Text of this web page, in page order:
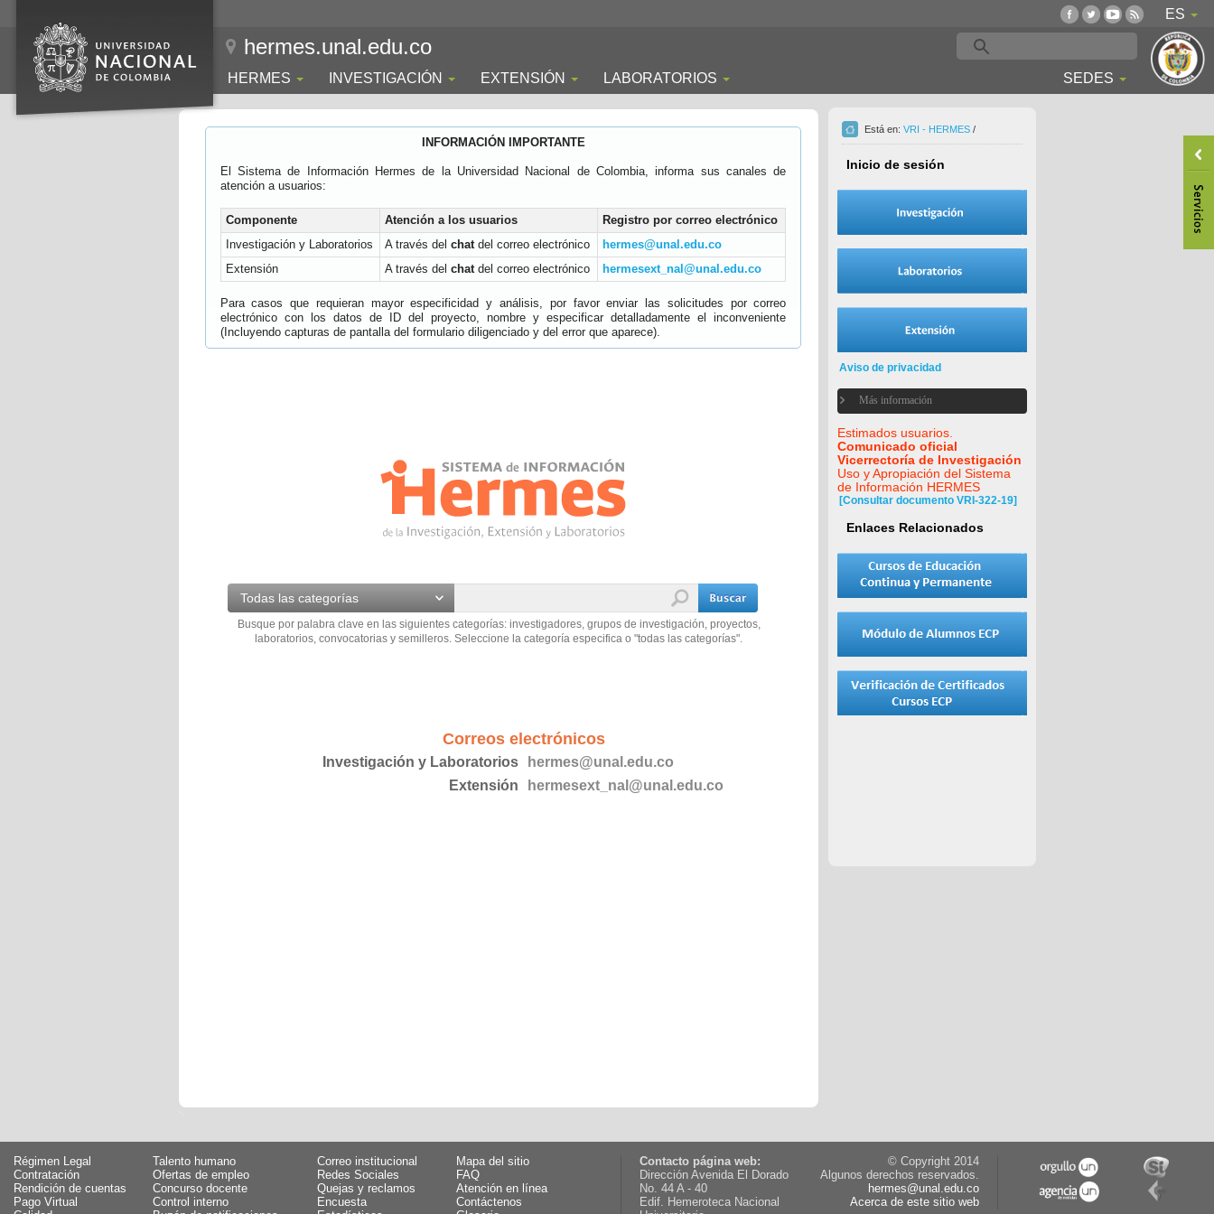
ES
hermes.unal.edu.co
HERMES INVESTIGACIÓN EXTENSIÓN LABORATORIOS SEDES
INFORMACIÓN IMPORTANTE
El Sistema de Información Hermes de la Universidad Nacional de Colombia, informa sus canales de
atención a usuarios:
Componente Atención a los usuarios
Registro por correo electrónico
Investigación y Laboratorios
A través del chatdel correo electrónico
hermes@unal.edu.co
Extensión
A través del chatdel correo electrónico hermesext_nal@unal.edu.co
Para casos que requieran mayor especificidad y análisis, por favor enviar las solicitudes por correo
electrónico con los datos de ID del proyecto, nombre y especificar detalladamente el inconveniente
(Incluyendo capturas de pantalla del formulario diligenciado y del error que aparece).
Todas las categorías
Busque por palabra clave en las siguientes categorías: investigadores, grupos de investigación, proyectos,
laboratorios, convocatorias y semilleros. Seleccione la categoría especifica o "todas las categorías".
Correos electrónicos
Investigación y Laboratorios
hermes@unal.edu.co
Extensión
hermesext_nal@unal.edu.co
Está en: VRI - HERMES /
Inicio de sesión
Aviso de privacidad
Más información
Estimados usuarios.
Comunicado oficial
Vicerrectoría de Investigación
Uso y Apropiación del Sistema
de Información HERMES
[Consultar documento VRI-322-19]
Enlaces Relacionados
Régimen Legal
Talento humano
Contratación
Ofertas de empleo
Rendición de cuentas
Concurso docente
Pago Virtual
Control interno
Correo institucional
Mapa del sitio
Redes Sociales
FAQ
Quejas y reclamos
Atención en línea
Encuesta
Contáctenos
Contacto página web:
Dirección Avenida El Dorado
No. 44 A - 40
Edif. Hemeroteca Nacional
© Copyright 2014
Algunos derechos reservados.
hermes@unal.edu.co
Acerca de este sitio web